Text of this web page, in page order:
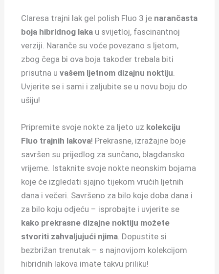
Claresa trajni lak gel polish Fluo 3 je narančasta
boja hibridnog laka u svijetloj, fascinantnoj
verziji. Naranče su voće povezano s ljetom,
zbog čega bi ova boja također trebala biti
prisutna uvašem ljetnom dizajnu noktiju
Uvjerite se i sami i zaljubite se u novu boju do
ušiju!
Pripremite svoje nokte za ljeto uz kolekciju
Fluo trajnih lakova! Prekrasne, izražajne boje
savršen su prijedlog za sunčano, blagdansko
vrijeme. Istaknite svoje nokte neonskim bojama
koje će izgledati sjajno tijekom vrućih ljetnih
dana i večeri. Savršeno za bilo koje doba dana i
za bilo koju odjeću – isprobajte i uvjerite se
kako prekrasne dizajne noktiju možete
stvoriti zahvaljujući njima Dopustite si
bezbrižan trenutak – s najnovijom kolekcijom
hibridnih lakova imate takvu priliku!